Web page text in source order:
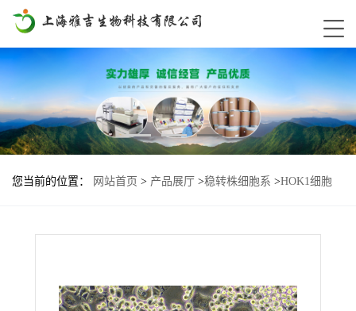
您当前的位置： 网站首页 > 产品展厅 >稳转株细胞系 >HOK1细胞